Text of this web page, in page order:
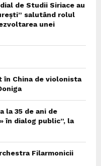
de Studii Siriace au
salutând rolul
unei
în China de violonista
la 35 de ani de
în dialog public”, la
Filarmonicii